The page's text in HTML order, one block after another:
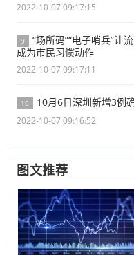
2022-10-07 09:17:15
9
“场所码”“电子哨兵”让
成为市民习惯动作
2022-10-07 09:17:11
10 10月6日深圳新增3例
2022-10-07 09:16:52
图文推荐